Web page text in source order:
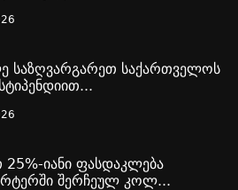
საზღვარგარეთ საქართველოს
25%-იანი ფასდაკლება
შერჩეულ კოლ...